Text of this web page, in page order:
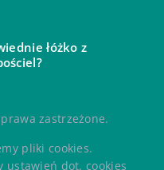
łóżko z
zastrzeżone.
pliki cookies.
ustawień dot. cookies